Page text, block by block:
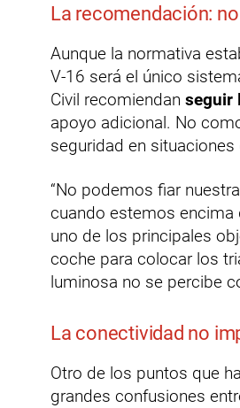
La recomendación:
Aunque la normativa
V-16 será el único
Civil recomiendan seguir
apoyo adicional. No
seguridad en
“No podemos fiar
cuando estemos encima
uno de los principales
coche para colocar los
luminosa no se percibe
La conectividad no
Otro de los puntos que
grandes confusiones